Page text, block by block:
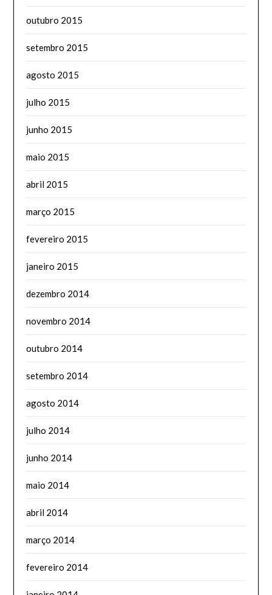
outubro 2015
setembro 2015
agosto 2015
julho 2015
junho 2015
maio 2015
abril 2015
março 2015
fevereiro 2015
janeiro 2015
dezembro 2014
novembro 2014
outubro 2014
setembro 2014
agosto 2014
julho 2014
junho 2014
maio 2014
abril 2014
março 2014
fevereiro 2014